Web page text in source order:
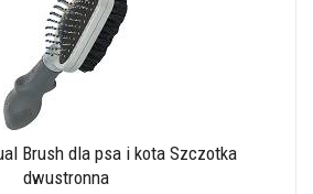
Brush dla psa i kota Szczotka
dwustronna